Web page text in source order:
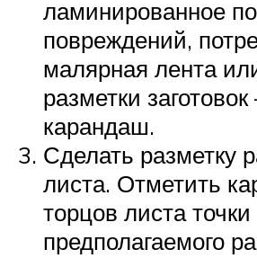
ламинированное
повреждений,
малярная лента
разметки
карандаш.
Сделать разметку
листа. Отметить
торцов листа точки
предполагаемого